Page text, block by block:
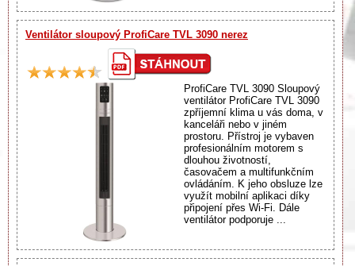
Ventilátor sloupový ProfiCare TVL 3090 nerez
ProfiCare TVL 3090 Sloupový
ventilátor ProfiCare TVL 3090
zpříjemní klima u vás doma, v
kanceláři nebo v jiném
prostoru. Přístroj je vybaven
profesionálním motorem s
dlouhou životností,
časovačem a multifunkčním
ovládáním. K jeho obsluze lze
využít mobilní aplikaci díky
připojení přes Wi-Fi. Dále
ventilátor podporuje ...